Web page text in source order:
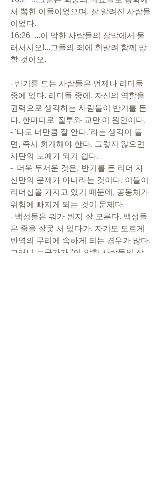
서 뽑힌 이들이었으며, 잘 알려진 사람들
이었다.
16:26  ...이 악한 사람들의 장막에서 물
러서시오!...그들의 죄에 휘말려 함께 망
할 것이오.
- 반기를 드는 사람들은 언제나 리더들
중에 있다. 리더들 중에, 자신의 역할을
권력으로 생각하는 사람들이 반기를 든
다. 한마디로 '질투와 교만'이 원인이다.
- '나도 너만큼 잘 안다.'라는 생각이 들
면, 즉시 회개해야 한다. 그렇지 않으면
사탄의 노예가 되기 쉽다.
-  더욱 무서운 것은, 반기를 든 리더 자
신만의 문제가 아니라는 것이다. 이들이
리더십을 가지고 있기 때문에, 공동체가
위험에 빠지게 되는 것이 문제다.
- 백성들은 뭐가 뭔지 잘 모른다. 백성들
은 줄을 잘못 서 있다가, 자기도 모르게
반역의 무리에 속하게 되는 경우가 많다.
그러니 누군가가 "이 악한 사람들의 장